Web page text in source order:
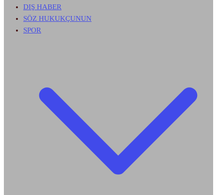
DIŞ HABER
SÖZ HUKUKÇUNUN
SPOR